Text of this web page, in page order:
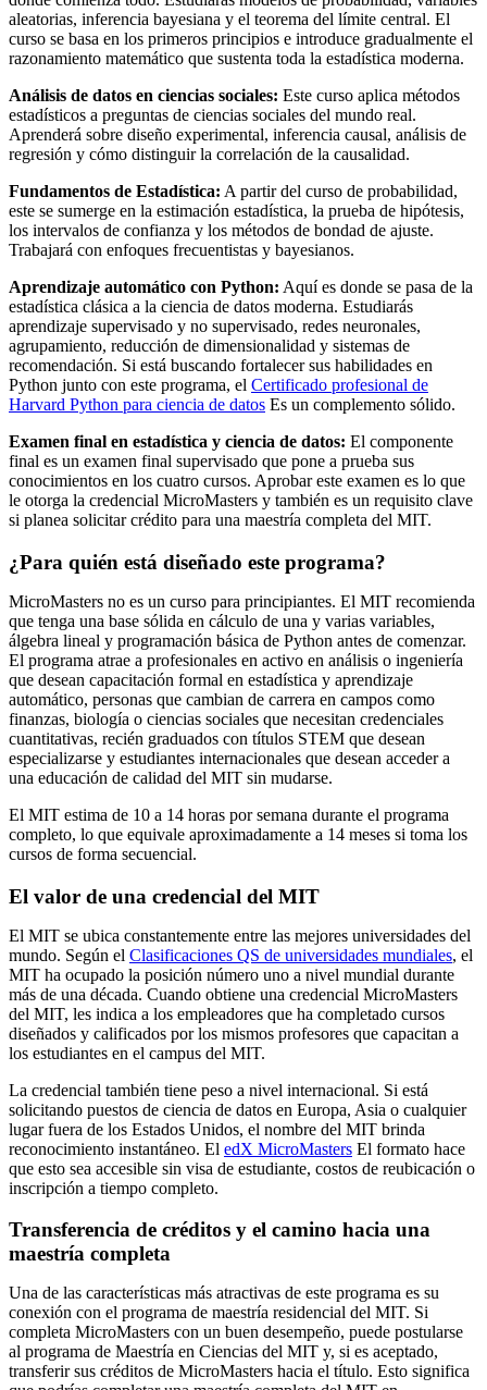
aleatorias, inferencia bayesiana y el teorema del límite central. El
curso se basa en los primeros principios e introduce gradualmente el
razonamiento matemático que sustenta toda la estadística moderna.
Análisis de datos en ciencias sociales: Este curso aplica métodos
estadísticos a preguntas de ciencias sociales del mundo real.
Aprenderá sobre diseño experimental, inferencia causal, análisis de
regresión y cómo distinguir la correlación de la causalidad.
Fundamentos de Estadística: A partir del curso de probabilidad,
este se sumerge en la estimación estadística, la prueba de hipótesis,
los intervalos de confianza y los métodos de bondad de ajuste.
Trabajará con enfoques frecuentistas y bayesianos.
Aprendizaje automático con Python: Aquí es donde se pasa de la
estadística clásica a la ciencia de datos moderna. Estudiarás
aprendizaje supervisado y no supervisado, redes neuronales,
agrupamiento, reducción de dimensionalidad y sistemas de
recomendación. Si está buscando fortalecer sus habilidades en
Python junto con este programa, el Certificado profesional de
Harvard Python para ciencia de datos Es un complemento sólido.
Examen final en estadística y ciencia de datos: El componente
final es un examen final supervisado que pone a prueba sus
conocimientos en los cuatro cursos. Aprobar este examen es lo que
le otorga la credencial MicroMasters y también es un requisito clave
si planea solicitar crédito para una maestría completa del MIT.
¿Para quién está diseñado este programa?
MicroMasters no es un curso para principiantes. El MIT recomienda
que tenga una base sólida en cálculo de una y varias variables,
álgebra lineal y programación básica de Python antes de comenzar.
El programa atrae a profesionales en activo en análisis o ingeniería
que desean capacitación formal en estadística y aprendizaje
automático, personas que cambian de carrera en campos como
finanzas, biología o ciencias sociales que necesitan credenciales
cuantitativas, recién graduados con títulos STEM que desean
especializarse y estudiantes internacionales que desean acceder a
una educación de calidad del MIT sin mudarse.
El MIT estima de 10 a 14 horas por semana durante el programa
completo, lo que equivale aproximadamente a 14 meses si toma los
cursos de forma secuencial.
El valor de una credencial del MIT
El MIT se ubica constantemente entre las mejores universidades del
mundo. Según el Clasificaciones QS de universidades mundiales, el
MIT ha ocupado la posición número uno a nivel mundial durante
más de una década. Cuando obtiene una credencial MicroMasters
del MIT, les indica a los empleadores que ha completado cursos
diseñados y calificados por los mismos profesores que capacitan a
los estudiantes en el campus del MIT.
La credencial también tiene peso a nivel internacional. Si está
solicitando puestos de ciencia de datos en Europa, Asia o cualquier
lugar fuera de los Estados Unidos, el nombre del MIT brinda
reconocimiento instantáneo. El edX MicroMasters El formato hace
que esto sea accesible sin visa de estudiante, costos de reubicación o
inscripción a tiempo completo.
Transferencia de créditos y el camino hacia una
maestría completa
Una de las características más atractivas de este programa es su
conexión con el programa de maestría residencial del MIT. Si
completa MicroMasters con un buen desempeño, puede postularse
al programa de Maestría en Ciencias del MIT y, si es aceptado,
transferir sus créditos de MicroMasters hacia el título. Esto significa